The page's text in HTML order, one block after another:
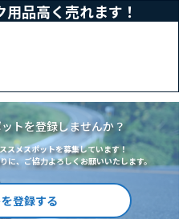
品高く売れます！
トを登録しませんか？
スメスポットを募集しています！
、ご協力よろしくお願いいたします。
登録する